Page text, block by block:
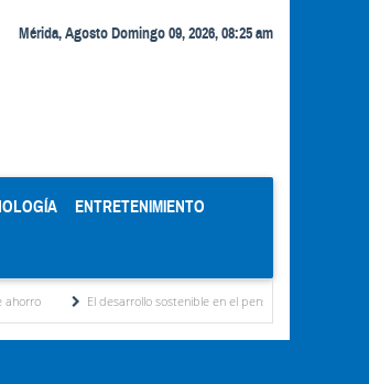
Mérida, Agosto Domingo 09, 2026, 08:25 am
ENTRETENIMIENTO
El desarrollo sostenible en el pensamiento de Alberto Adriani